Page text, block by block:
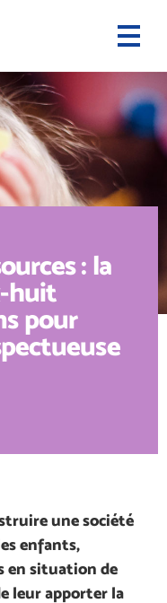
: la
huit
pour
une société
enfants,
en situation de
leur apporter la